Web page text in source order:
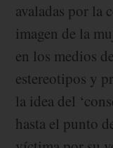
avaladas por la
imagen de la
en los medios
estereotipos y
la idea del
hasta el punto